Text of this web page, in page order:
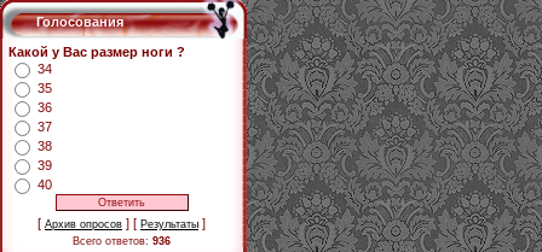
Голосования
Какой у Вас размер ноги ?
34
35
36
37
38
39
40
[ Архив опросов ] [ Результаты ]
Всего ответов: 936